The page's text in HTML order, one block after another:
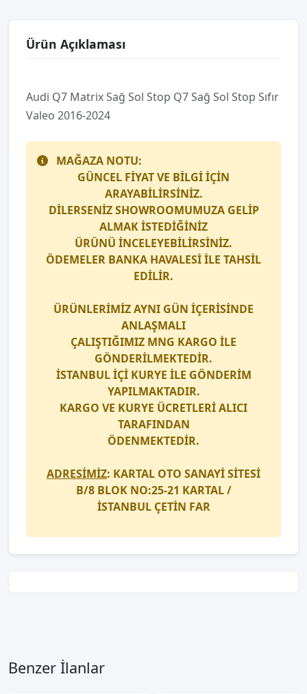
Ürün Açıklaması
Audi̇ Q7 Matri̇x Sağ Sol Stop Q7 Sağ Sol Stop Sıfır
Valeo 2016-2024
MAĞAZA NOTU:
GÜNCEL FİYAT VE BİLGİ İÇİN
ARAYABİLİRSİNİZ.
DİLERSENİZ SHOWROOMUMUZA GELİP
ALMAK İSTEDİĞİNİZ
ÜRÜNÜ İNCELEYEBİLİRSİNİZ.
ÖDEMELER BANKA HAVALESİ İLE TAHSİL
EDİLİR.
ÜRÜNLERİMİZ AYNI GÜN İÇERİSİNDE
ANLAŞMALI
ÇALIŞTIĞIMIZ MNG KARGO İLE
GÖNDERİLMEKTEDİR.
İSTANBUL İÇİ KURYE İLE GÖNDERİM
YAPILMAKTADIR.
KARGO VE KURYE ÜCRETLERİ ALICI
TARAFINDAN
ÖDENMEKTEDİR.
ADRESİMİZ: KARTAL OTO SANAYİ SİTESİ
B/8 BLOK NO:25-21 KARTAL /
İSTANBUL ÇETİN FAR
Benzer İlanlar